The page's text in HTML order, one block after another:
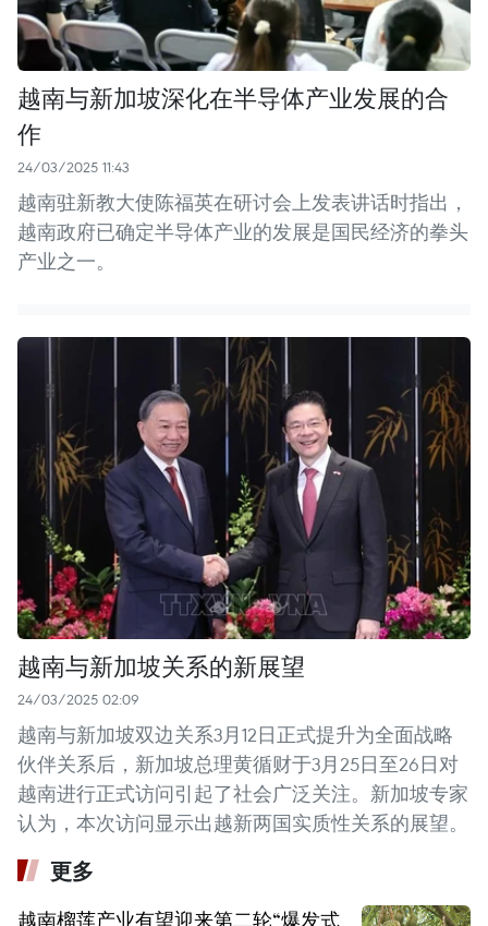
越南与新加坡深化在半导体产业发展的合
作
24/03/2025 11:43
越南驻新教大使陈福英在研讨会上发表讲话时指出，
越南政府已确定半导体产业的发展是国民经济的拳头
产业之一。
越南与新加坡关系的新展望
24/03/2025 02:09
越南与新加坡双边关系3月12日正式提升为全面战略
伙伴关系后，新加坡总理黄循财于3月25日至26日对
越南进行正式访问引起了社会广泛关注。新加坡专家
认为，本次访问显示出越新两国实质性关系的展望。
更多
越南榴莲产业有望迎来第二轮“爆发式